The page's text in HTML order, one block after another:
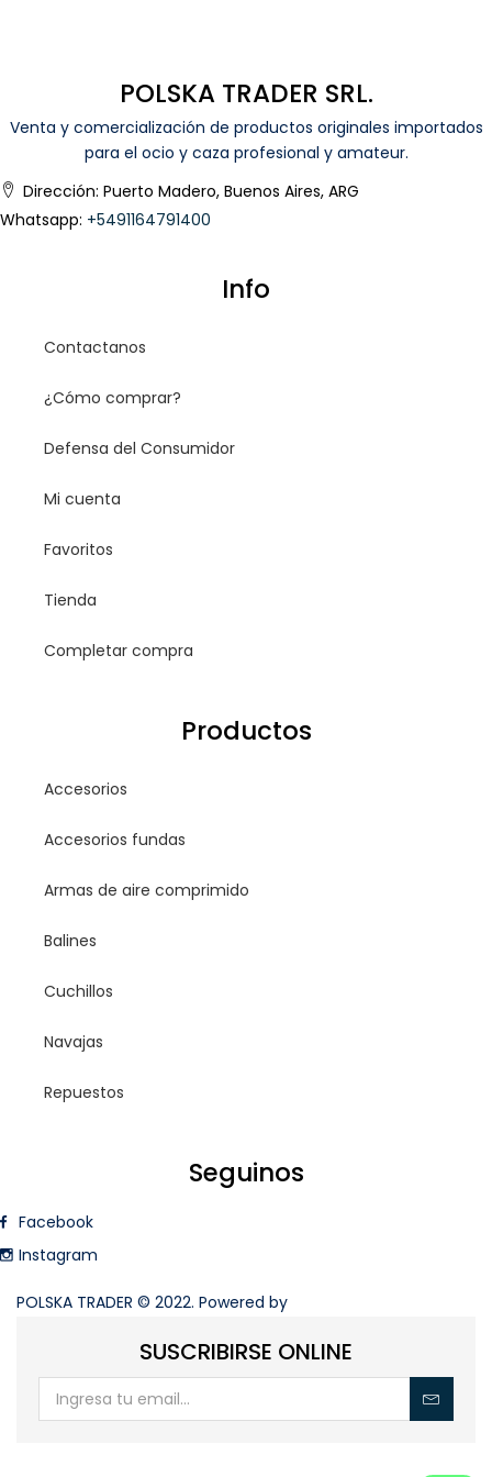
POLSKA TRADER SRL.
Venta y comercialización de productos originales importados
para el ocio y caza profesional y amateur.
Dirección: Puerto Madero, Buenos Aires, ARG
Whatsapp: +5491164791400
Info
Contactanos
¿Cómo comprar?
Defensa del Consumidor
Mi cuenta
Favoritos
Tienda
Completar compra
Productos
Accesorios
Accesorios fundas
Armas de aire comprimido
Balines
Cuchillos
Navajas
Repuestos
Seguinos
Facebook
Instagram
POLSKA TRADER © 2022. Powered by
SUSCRIBIRSE ONLINE